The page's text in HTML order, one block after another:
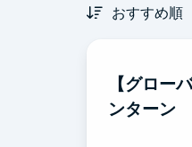
おすすめ順
【グロー
ンターン